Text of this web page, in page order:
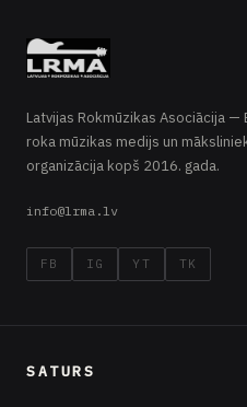
Latvijas Rokmūzikas Asociācija —
roka mūzikas medijs un
organizācija kopš 2016. gada.
info@lrma.lv
FB IG YT TK
SATURS